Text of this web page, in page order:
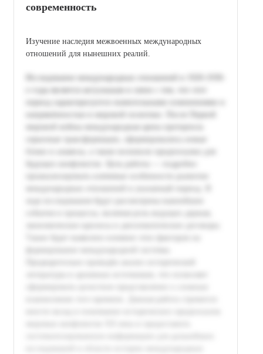
современность
Изучение наследия межвоенных международных
отношений для нынешних реалий.